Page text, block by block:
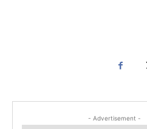
- Advertisement -